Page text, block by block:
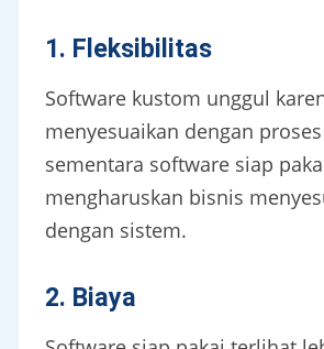
1. Fleksibilitas
Software kustom unggul
menyesuaikan dengan
sementara software siap
mengharuskan bisnis
dengan sistem.
2. Biaya